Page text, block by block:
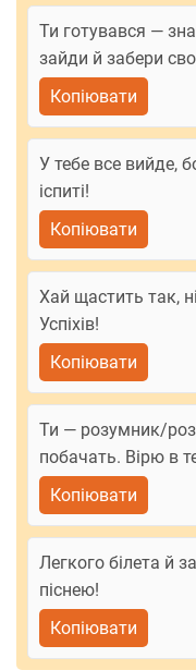
Ти готувався —
зайди й забери
Копіювати
У тебе все вийде,
іспиті!
Копіювати
Хай щастить так,
Успіхів!
Копіювати
Ти — розумник/
побачать. Вірю в
Копіювати
Легкого білета й
піснею!
Копіювати